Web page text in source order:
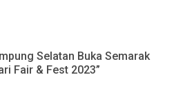
Selatan Buka Semarak
Fair & Fest 2023”